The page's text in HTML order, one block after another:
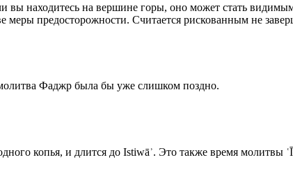
вы находитесь на вершине горы, оно может стать
предосторожности. Считается рискованным не
Фаджр была бы уже слишком поздно.
копья, и длится до Istiwāʾ. Это также время молитвы